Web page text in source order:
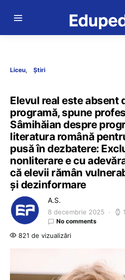
Liceu Știri
Elevul real este absent
programă, spune
Sâmihăian despre
literatura română
pusă în dezbatere:
nonliterare e cu
că elevii rămân
și dezinformare
A.S.
8 decembrie 2025
No comments
821 de vizualizări